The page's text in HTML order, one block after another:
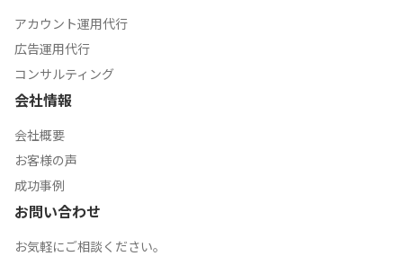
アカウント運用代行
広告運用代行
コンサルティング
会社情報
会社概要
お客様の声
成功事例
お問い合わせ
お気軽にご相談ください。